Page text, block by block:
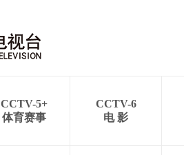
CCTV-5+
体育赛事
CCTV-6
电 影